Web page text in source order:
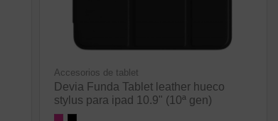
Accesorios de tablet
Devia Funda Tablet leather hueco
stylus para ipad 10.9" (10ª gen)